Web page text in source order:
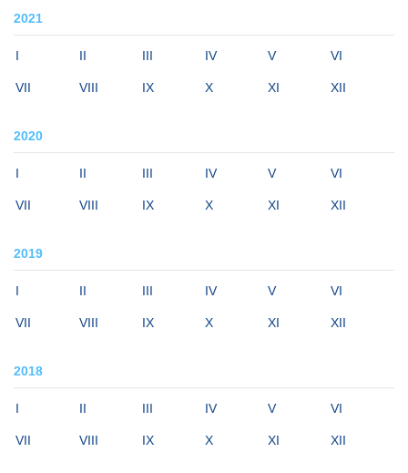
2021
I II III IV V VI
VII VIII IX X XI XII
2020
I II III IV V VI
VII VIII IX X XI XII
2019
I II III IV V VI
VII VIII IX X XI XII
2018
I II III IV V VI
VII VIII IX X XI XII